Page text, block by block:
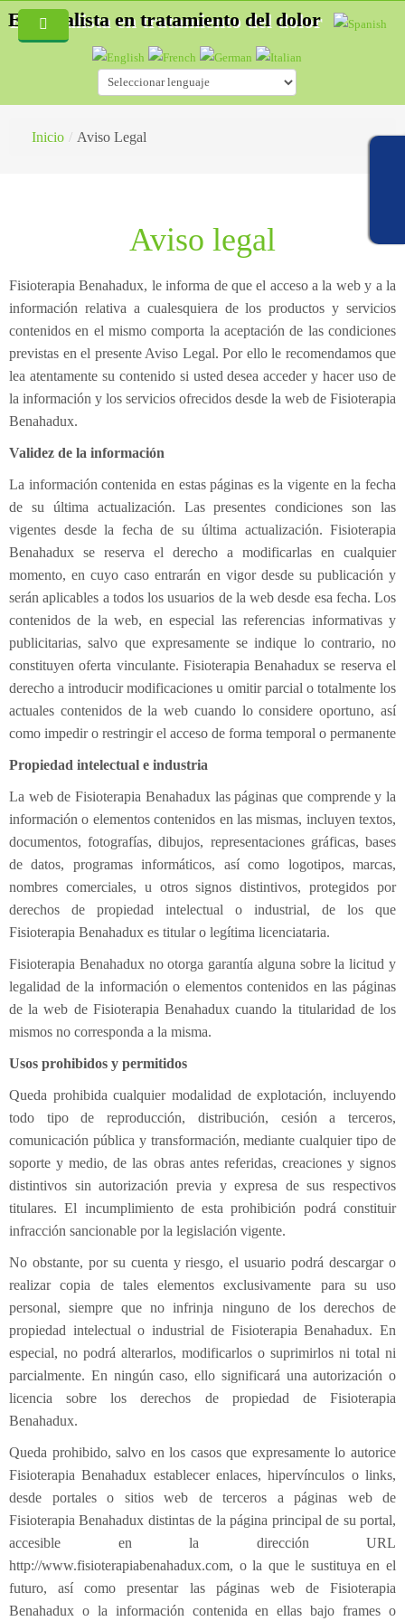
Servicios
Accidentes de tráfico
Osteopatía deportiva
Lesiones deportivas
Acupuntura
Pediatría
Contracturas
Tendinitis
¿Cómo es una consulta de fisioterapia?
¿Qué es la Acupuntura?
¿Cómo es una consulta de acupuntura?
Auriculoterapia
Osteopatía
¿Qué es la esteopatía?
¿Cómo es una consulta de osteopatía?
¿Cuándo acudir a un osteópata?
¿Con qué edad puede ir el niño al osteópata?
¿Qué tipo de síntomas ha de presentar que nos llamen
la atención?
Osteopatía en el embarazo
Osteopatía deportiva
Osteopatía odontológica
Osteopatía en las artes y la música
Masaje Terapéutico
Electroterapia
Flexión-distracción Lumbar
Fibrolisis diacutanea
Ecografía
EPI - Epte
Especialista en tratamiento del dolor
Inicio / Aviso Legal
Aviso legal
Fisioterapia Benahadux, le informa de que el acceso a la web y a la
información relativa a cualesquiera de los productos y servicios
contenidos en el mismo comporta la aceptación de las condiciones
previstas en el presente Aviso Legal. Por ello le recomendamos que
lea atentamente su contenido si usted desea acceder y hacer uso de
la información y los servicios ofrecidos desde la web de Fisioterapia
Benahadux.
Validez de la información
La información contenida en estas páginas es la vigente en la fecha
de su última actualización. Las presentes condiciones son las
vigentes desde la fecha de su última actualización. Fisioterapia
Benahadux se reserva el derecho a modificarlas en cualquier
momento, en cuyo caso entrarán en vigor desde su publicación y
serán aplicables a todos los usuarios de la web desde esa fecha. Los
contenidos de la web, en especial las referencias informativas y
publicitarias, salvo que expresamente se indique lo contrario, no
constituyen oferta vinculante. Fisioterapia Benahadux se reserva el
derecho a introducir modificaciones u omitir parcial o totalmente los
actuales contenidos de la web cuando lo considere oportuno, así
como impedir o restringir el acceso de forma temporal o permanente
Propiedad intelectual e industria
La web de Fisioterapia Benahadux las páginas que comprende y la
información o elementos contenidos en las mismas, incluyen textos,
documentos, fotografías, dibujos, representaciones gráficas, bases
de datos, programas informáticos, así como logotipos, marcas,
nombres comerciales, u otros signos distintivos, protegidos por
derechos de propiedad intelectual o industrial, de los que
Fisioterapia Benahadux es titular o legítima licenciataria.
Fisioterapia Benahadux no otorga garantía alguna sobre la licitud y
legalidad de la información o elementos contenidos en las páginas
de la web de Fisioterapia Benahadux cuando la titularidad de los
mismos no corresponda a la misma.
Usos prohibidos y permitidos
Queda prohibida cualquier modalidad de explotación, incluyendo
todo tipo de reproducción, distribución, cesión a terceros,
comunicación pública y transformación, mediante cualquier tipo de
soporte y medio, de las obras antes referidas, creaciones y signos
distintivos sin autorización previa y expresa de sus respectivos
titulares. El incumplimiento de esta prohibición podrá constituir
infracción sancionable por la legislación vigente.
No obstante, por su cuenta y riesgo, el usuario podrá descargar o
realizar copia de tales elementos exclusivamente para su uso
personal, siempre que no infrinja ninguno de los derechos de
propiedad intelectual o industrial de Fisioterapia Benahadux. En
especial, no podrá alterarlos, modificarlos o suprimirlos ni total ni
parcialmente. En ningún caso, ello significará una autorización o
licencia sobre los derechos de propiedad de Fisioterapia
Benahadux.
Queda prohibido, salvo en los casos que expresamente lo autorice
Fisioterapia Benahadux establecer enlaces, hipervínculos o links,
desde portales o sitios web de terceros a páginas web de
Fisioterapia Benahadux distintas de la página principal de su portal,
accesible en la dirección URL
http://www.fisioterapiabenahadux.com, o la que le sustituya en el
futuro, así como presentar las páginas web de Fisioterapia
Benahadux o la información contenida en ellas bajo frames o